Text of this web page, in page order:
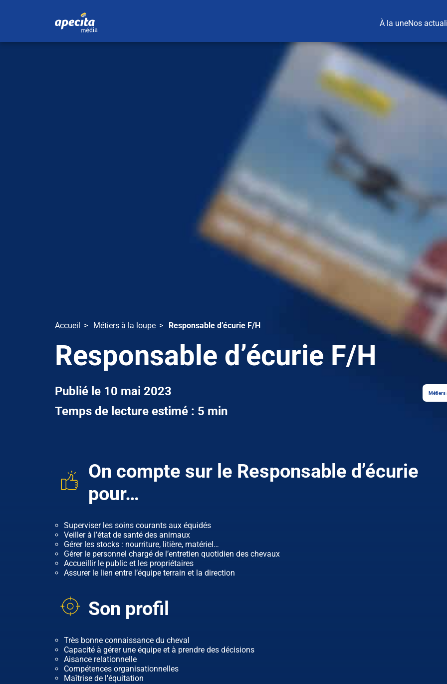
À la uneNos
Accueil Métiers à la loupe Responsable d’écurie F/H
Responsable d’écurie F/H
Publié le 10 mai 2023
Temps de lecture estimé : 5 min
Métiers
On compte sur le Responsable d’écurie
pour…
Superviser les soins courants aux équidés
Veiller à l’état de santé des animaux
Gérer les stocks : nourriture, litière, matériel…
Gérer le personnel chargé de l’entretien quotidien des chevaux
Accueillir le public et les propriétaires
Assurer le lien entre l’équipe terrain et la direction
Son profil
Très bonne connaissance du cheval
Capacité à gérer une équipe et à prendre des décisions
Aisance relationnelle
Compétences organisationnelles
Maîtrise de l’équitation